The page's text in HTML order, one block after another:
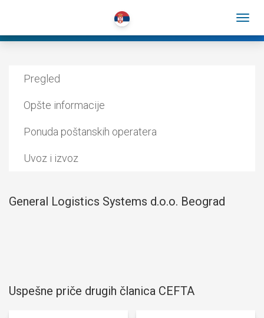
Pregled
Opšte informacije
Ponuda poštanskih operatera
Uvoz i izvoz
General Logistics Systems d.o.o. Beograd
Uspešne priče drugih članica CEFTA